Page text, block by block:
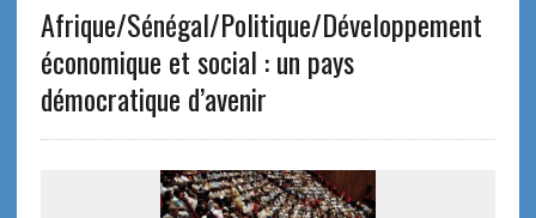
Afrique/Sénégal/Politique/Développement
économique et social : un pays
démocratique d’avenir